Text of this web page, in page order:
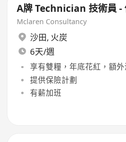
A牌 Technician 技術員 -
Mclaren Consultancy
沙田, 火炭
6天/週
享有雙糧，年底花紅，額
提供保險計劃
有薪加班